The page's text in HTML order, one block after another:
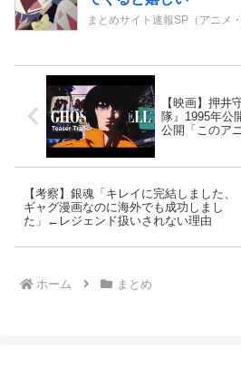
まとめサイト速報SP（アニメ・
【映画】押井
隊』1995年公
公開「このア
【考察】銀魂「キレイに完結しました、
ギャグ漫画なのに海外でも成功しまし
た」←レジェンド扱いされない理由
ホーム まとめ